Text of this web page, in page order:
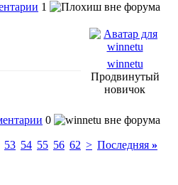
1
winnetu
Продвинутый
новичок
0
53 54 55 56 62 > Последняя »